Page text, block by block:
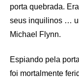
porta quebrada.
seus inquilinos …
Michael Flynn.
Espiando pela
foi mortalmente